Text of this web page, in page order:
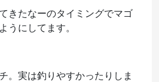
きたなーのタイミングでマゴ
うにしてます。
。実は釣りやすかったりしま